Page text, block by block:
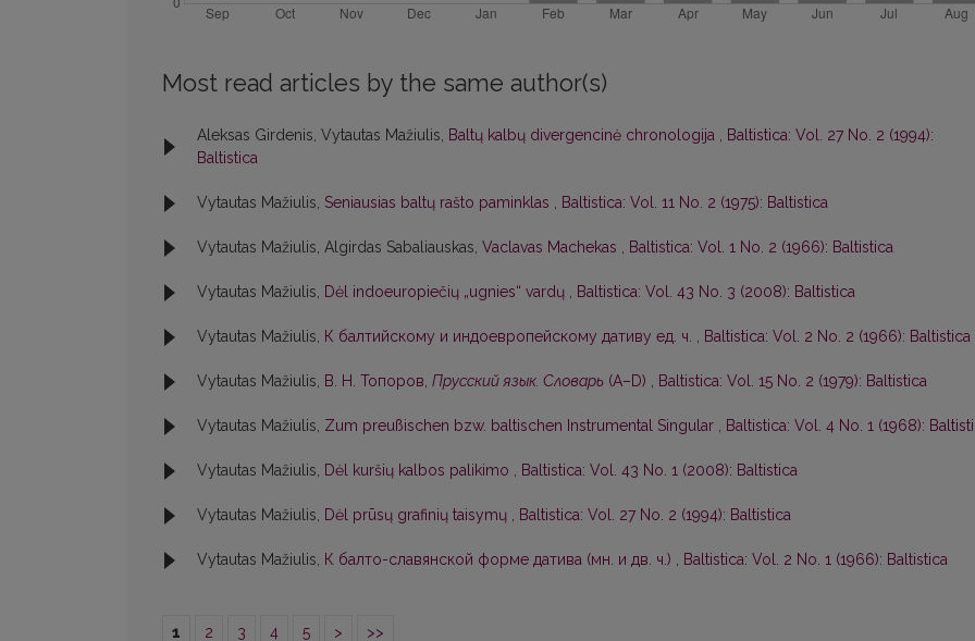
Most read articles by the same author(s)
Aleksas Girdenis, Vytautas Mažiulis, Baltų kalbų divergencinė chronologija , Baltistica: Vol. 27 No. 2 (1994):
Baltistica
Vytautas Mažiulis, Seniausias baltų rašto paminklas , Baltistica: Vol. 11 No. 2 (1975): Baltistica
Vytautas Mažiulis, Algirdas Sabaliauskas, Vaclavas Machekas , Baltistica: Vol. 1 No. 2 (1966): Baltistica
Vytautas Mažiulis, Dėl indoeuropiečių „ugnies“ vardų , Baltistica: Vol. 43 No. 3 (2008): Baltistica
Vytautas Mažiulis, К балтийскому и индоевропейскому дативу ед. ч. , Baltistica: Vol. 2 No. 2 (1966): Baltistica
Vytautas Mažiulis, В. Н. Топоров, Прусский язык. Словарь (А–D) , Baltistica: Vol. 15 No. 2 (1979): Baltistica
Vytautas Mažiulis, Zum preußischen bzw. baltischen Instrumental Singular , Baltistica: Vol. 4 No. 1 (1968):
Vytautas Mažiulis, Dėl kuršių kalbos palikimo , Baltistica: Vol. 43 No. 1 (2008): Baltistica
Vytautas Mažiulis, Dėl prūsų grafinių taisymų , Baltistica: Vol. 27 No. 2 (1994): Baltistica
Vytautas Mažiulis, К балто-славянской форме датива (мн. и дв. ч.) , Baltistica: Vol. 2 No. 1 (1966): Baltistica
1 2 3 4 5 > >>